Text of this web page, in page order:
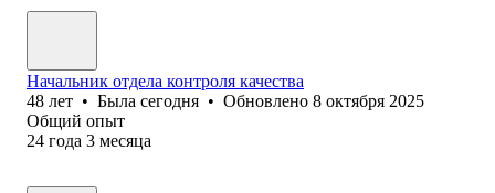
Начальник отдела контроля качества
48 лет • Была сегодня • Обновлено 8 октября 2025
Общий опыт
24 года 3 месяца